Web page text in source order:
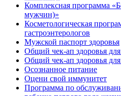
Комплексная программа
мужчин)»
Косметологическая
гастроэнтерологов
Мужской паспорт здоровья
Общий чек-ап здоровья
Общий чек-ап здоровья
Осознанное питание
Оцени свой иммунитет
Программа по